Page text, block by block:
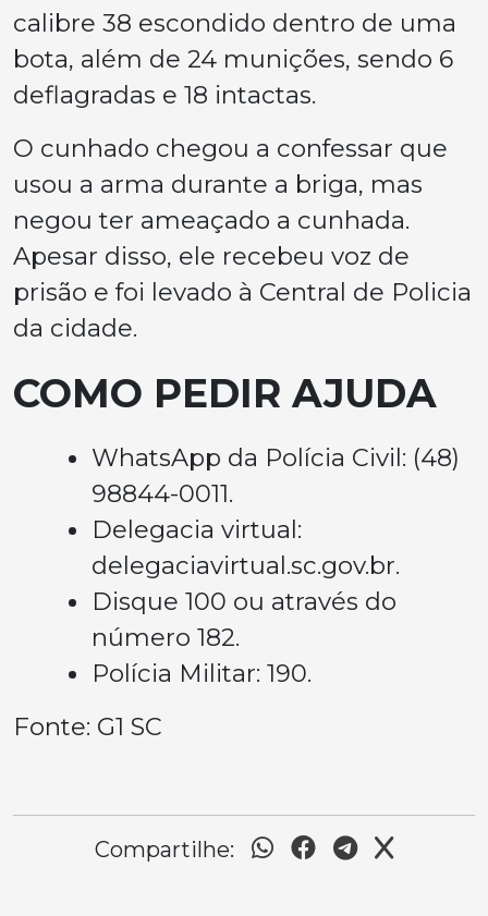
calibre 38 escondido dentro de uma
bota, além de 24 munições, sendo 6
deflagradas e 18 intactas.
O cunhado chegou a confessar que
usou a arma durante a briga, mas
negou ter ameaçado a cunhada.
Apesar disso, ele recebeu voz de
prisão e foi levado à Central de Policia
da cidade.
COMO PEDIR AJUDA
WhatsApp da Polícia Civil: (48)
98844-0011.
Delegacia virtual:
delegaciavirtual.sc.gov.br.
Disque 100 ou através do
número 182.
Polícia Militar: 190.
Fonte: G1 SC
Compartilhe: